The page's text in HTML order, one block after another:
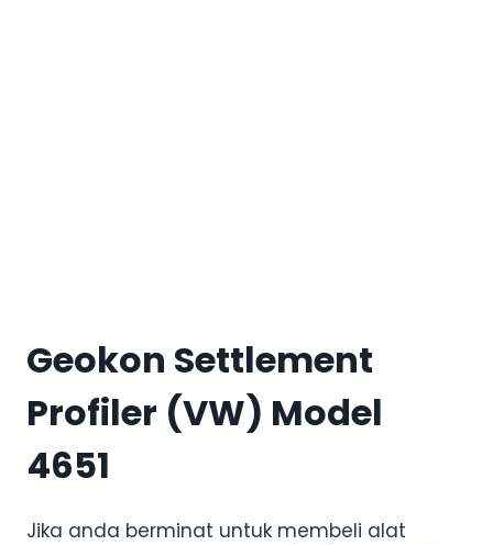
Geokon Settlement
Profiler (VW) Model
4651
Jika anda berminat untuk membeli alat